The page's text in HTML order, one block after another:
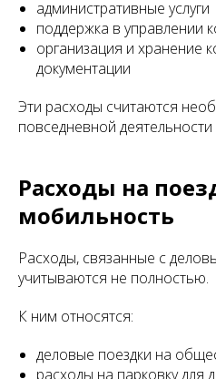
административные услуги
поддержка в управлении
организация и хранение
документации
Эти расходы считаются
повседневной деятельности
Расходы на
мобильность
Расходы, связанные с
учитываются не полностью.
К ним относятся:
деловые поездки на
расходы на парковку для